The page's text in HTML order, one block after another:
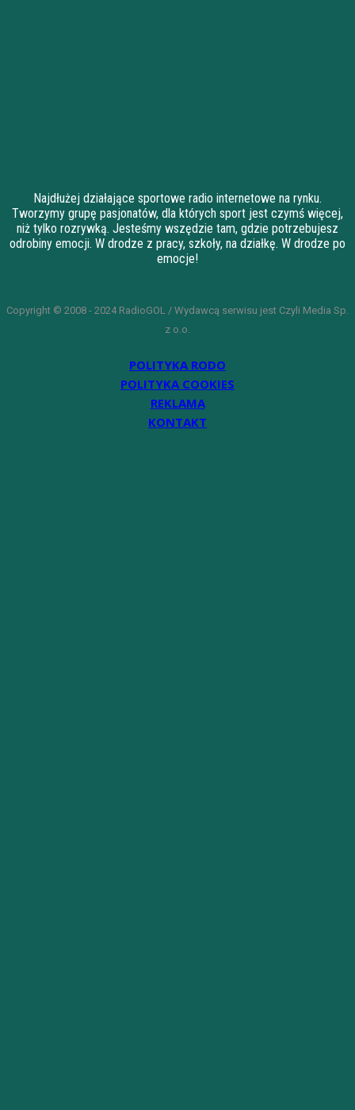
Najdłużej działające sportowe radio internetowe na rynku.
Tworzymy grupę pasjonatów, dla których sport jest czymś więcej,
niż tylko rozrywką. Jesteśmy wszędzie tam, gdzie potrzebujesz
odrobiny emocji. W drodze z pracy, szkoły, na działkę. W drodze po
emocje!
Copyright © 2008 - 2024 RadioGOL / Wydawcą serwisu jest Czyli Media Sp.
z o.o.
POLITYKA RODO
POLITYKA COOKIES
REKLAMA
KONTAKT